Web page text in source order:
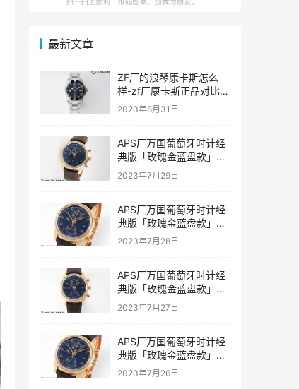
最新文章
ZF厂的浪琴康卡斯怎么
样-zf厂康卡斯正品对比评
价如何
2023年8月31日
APS厂万国葡萄牙时计经
典版「玫瑰金蓝盘款」复
刻表是否会一眼假-APS手
2023年7月29日
APS厂万国葡萄牙时计经
典版「玫瑰金蓝盘款」复
刻表值得入手吗-APS手表
2023年7月28日
APS厂万国葡萄牙时计经
典版「玫瑰金蓝盘款」复
刻表具有破绽吗-APS手表
2023年7月27日
APS厂万国葡萄牙时计经
典版「玫瑰金蓝盘款」复
刻表是否值得入手-APS手
2023年7月26日